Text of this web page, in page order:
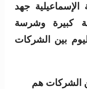
جهد
كبيرة وشرسة
بين الشركات
الشركات هم